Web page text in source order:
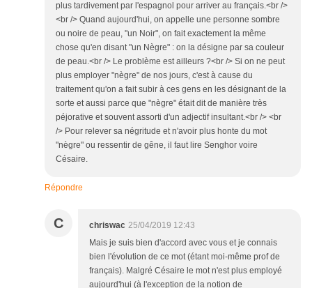
plus tardivement par l'espagnol pour arriver au français.<br />
<br /> Quand aujourd'hui, on appelle une personne sombre
ou noire de peau, "un Noir", on fait exactement la même
chose qu'en disant "un Nègre" : on la désigne par sa couleur
de peau.<br /> Le problème est ailleurs ?<br /> Si on ne peut
plus employer "nègre" de nos jours, c'est à cause du
traitement qu'on a fait subir à ces gens en les désignant de la
sorte et aussi parce que "nègre" était dit de manière très
péjorative et souvent assorti d'un adjectif insultant.<br /> <br
/> Pour relever sa négritude et n'avoir plus honte du mot
"nègre" ou ressentir de gêne, il faut lire Senghor voire
Césaire.
Répondre
C chriswac 25/04/2019 12:43
Mais je suis bien d'accord avec vous et je connais
bien l'évolution de ce mot (étant moi-même prof de
français). Malgré Césaire le mot n'est plus employé
aujourd'hui (à l'exception de la notion de